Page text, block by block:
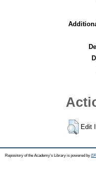
Edit
Repository of the Academy's Library is powered by